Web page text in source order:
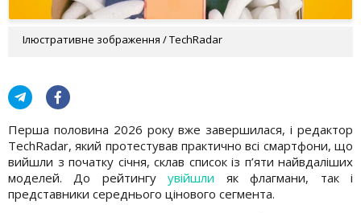
Ілюстративне зображення / TechRadar
Перша половина 2026 року вже завершилася, і редактор
TechRadar, який протестував практично всі смартфони, що
вийшли з початку січня, склав список із п’яти найвдаліших
моделей. До рейтингуувійшли як флагмани, так і
представники середнього цінового сегмента.